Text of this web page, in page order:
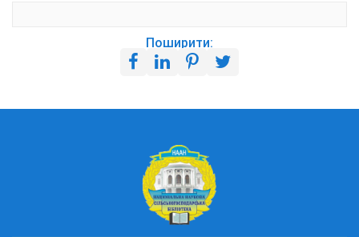
Поширити: